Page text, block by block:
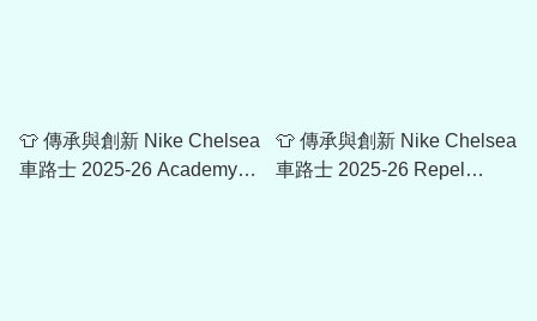
👕 傳承與創新 Nike Chelsea
車路士 2025-26 Academy
👕 傳承與創新 Nike Chelsea
車路士 2025-26 Repel